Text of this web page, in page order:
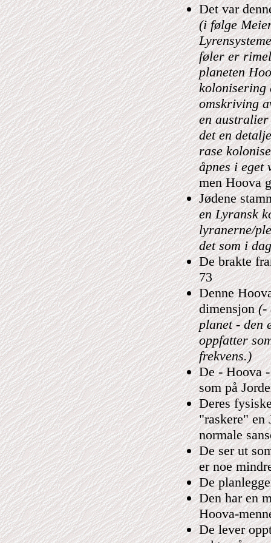
Det var
(i følge
føler er
planeten
kolonisering
omskriving
en
det en
rase
åpnes i
men Hoova
Jødene
en Lyransk
lyranerne/
det som i
De brakte
73
Denne
dimensjon(-
planet - den
oppfatter
frekvens.)
De - Hoova
som på
Deres
"raskere" en
normale
De ser ut
er noe
De
Den har en
Hoova-
De lever